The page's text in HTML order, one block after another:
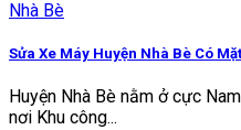
Sửa Xe Máy Huyện Nhà Bè Có
Huyện Nhà Bè nằm ở cực
nơi Khu công...